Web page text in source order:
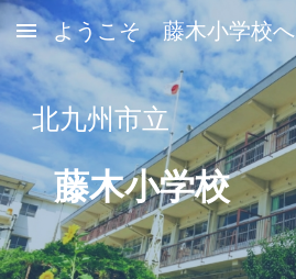
Skip to main content
ようこそ 藤木小学校へ
北九州市立
藤木小学校